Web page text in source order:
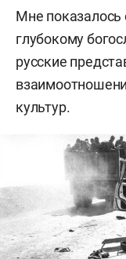
Мне
глубокому
русские
культур.